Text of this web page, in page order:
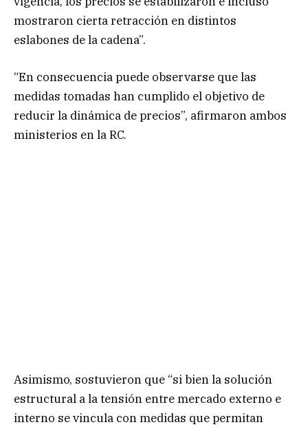
mostraron cierta retracción en distintos
eslabones de la cadena”.
“En consecuencia puede observarse que las
medidas tomadas han cumplido el objetivo de
reducir la dinámica de precios”, afirmaron ambos
ministerios en la RC.
Asimismo, sostuvieron que “si bien la solución
estructural a la tensión entre mercado externo e
interno se vincula con medidas que permitan